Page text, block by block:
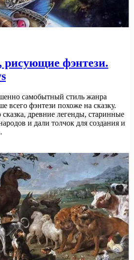
рисующие фэнтези.
самобытный стиль жанра
всего фэнтези похоже на сказку.
древние легенды, старинные
и дали толчок для создания и